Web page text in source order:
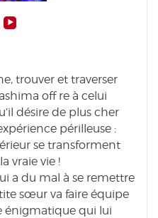
trouver et traverser
off re à celui
désire de plus cher
périlleuse :
se transforment
vraie vie !
a du mal à se remettre
sœur va faire équipe
énigmatique qui lui